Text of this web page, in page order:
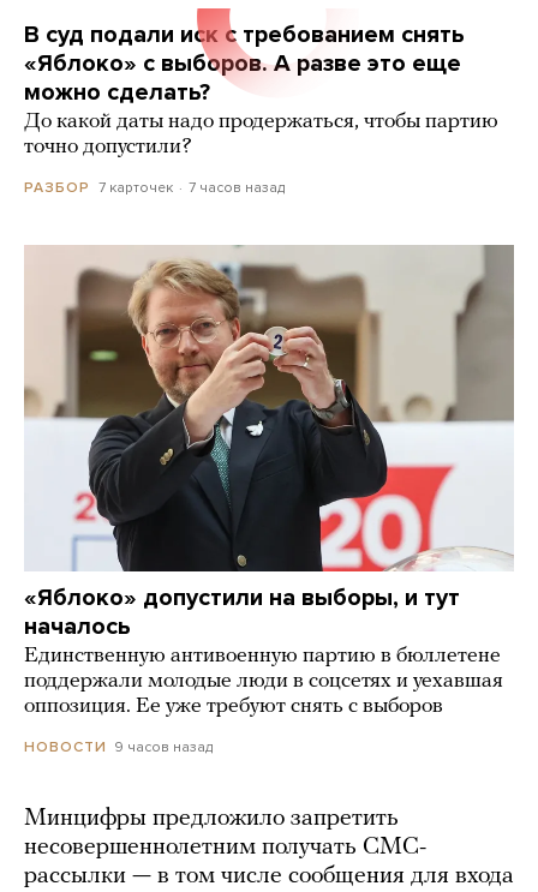
В суд подали иск с требованием снять
«Яблоко» с выборов. А разве это еще
можно сделать?
До какой даты надо продержаться, чтобы партию
точно допустили?
РАЗБОР 7 карточек 7 часов назад
«Яблоко» допустили на выборы, и тут
началось
Единственную антивоенную партию в бюллетене
поддержали молодые люди в соцсетях и уехавшая
оппозиция. Ее уже требуют снять с выборов
НОВОСТИ 9 часов назад
Минцифры предложило запретить
несовершеннолетним получать СМС-
рассылки — в том числе сообщения для входа